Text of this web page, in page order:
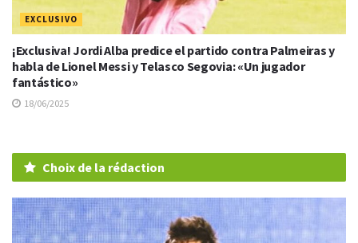
EXCLUSIVO
¡Exclusiva! Jordi Alba predice el partido contra Palmeiras y
habla de Lionel Messi y Telasco Segovia: «Un jugador
fantástico»
18/06/2025
Choix de la rédaction